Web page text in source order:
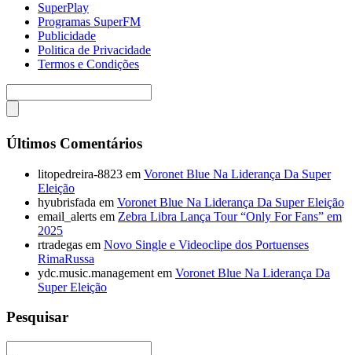
SuperPlay
Programas SuperFM
Publicidade
Politica de Privacidade
Termos e Condições
Últimos Comentários
litopedreira-8823 em Voronet Blue Na Liderança Da Super
Eleição
hyubrisfada em Voronet Blue Na Liderança Da Super Eleição
email_alerts em Zebra Libra Lança Tour “Only For Fans” em
2025
rtradegas em Novo Single e Videoclipe dos Portuenses
RimaRussa
ydc.music.management em Voronet Blue Na Liderança Da
Super Eleição
Pesquisar